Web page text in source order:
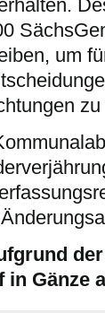
um
in Gänze